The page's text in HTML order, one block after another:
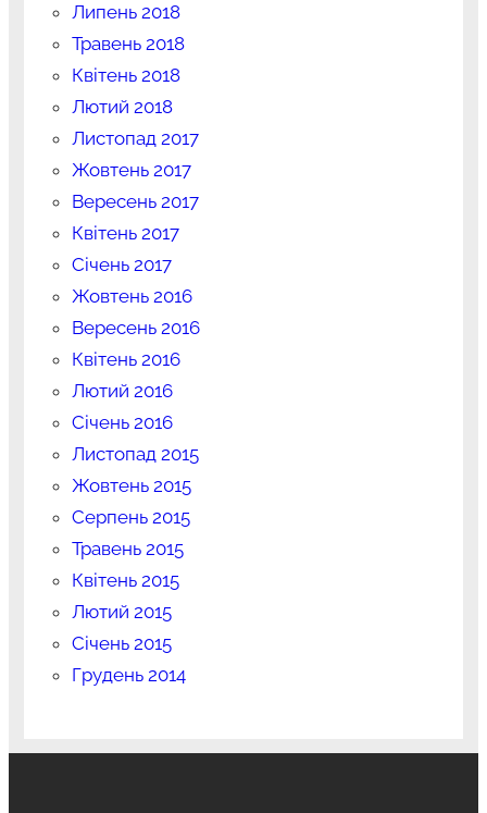
Липень 2018
Травень 2018
Квітень 2018
Лютий 2018
Листопад 2017
Жовтень 2017
Вересень 2017
Квітень 2017
Січень 2017
Жовтень 2016
Вересень 2016
Квітень 2016
Лютий 2016
Січень 2016
Листопад 2015
Жовтень 2015
Серпень 2015
Травень 2015
Квітень 2015
Лютий 2015
Січень 2015
Грудень 2014